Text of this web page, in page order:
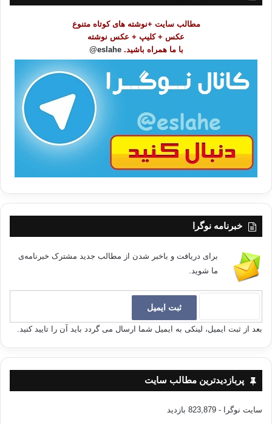
مطالب سایت +نوشته های کوتاه متنوع
عکس + کلیپ + عکس نوشته
با ما همراه باشید. eslahe@
خبرنامه نوگرا
برای دریافت و باخبر شدن از مطالب جدید مشترک خبرنامه‌ی
ما شوید.
بعد از ثبت ایمیل، لینکی به ایمیل شما ارسال می گردد باید آن را تایید کنید.
پربازدیدترین مطالب سایت
سایت نوگرا - 823,879 بازدید